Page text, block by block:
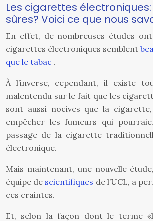
Les cigarettes
sûres? Voici ce que nous
En effet, de nombreuses études
cigarettes électroniques semblent
que le tabac .
À l’inverse, cependant, il existe
malentendu sur le fait que les
sont aussi nocives que la
empêcher les fumeurs qui
passage de la cigarette
électronique.
Mais maintenant, une nouvelle
équipe de scientifiques de l’UCL, a
ces craintes.
Et, selon la façon dont le terme